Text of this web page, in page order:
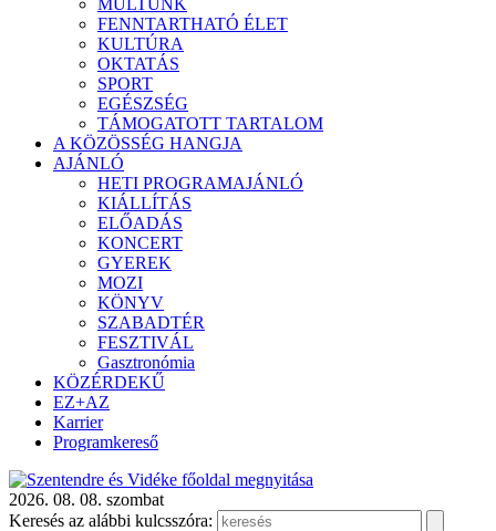
MÚLTUNK
FENNTARTHATÓ ÉLET
KULTÚRA
OKTATÁS
SPORT
EGÉSZSÉG
TÁMOGATOTT TARTALOM
A KÖZÖSSÉG HANGJA
AJÁNLÓ
HETI PROGRAMAJÁNLÓ
KIÁLLÍTÁS
ELŐADÁS
KONCERT
GYEREK
MOZI
KÖNYV
SZABADTÉR
FESZTIVÁL
Gasztronómia
KÖZÉRDEKŰ
EZ+AZ
Karrier
Programkereső
2026. 08. 08. szombat
Keresés az alábbi kulcsszóra: